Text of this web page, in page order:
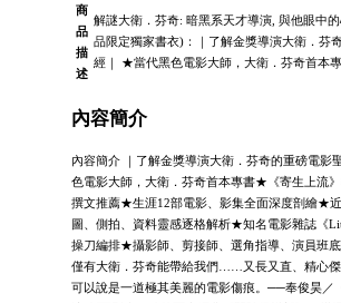
商
品
描
述
解謎大衛．芬奇: 暗黑系天才導演, 與他眼中
品限定獨家書衣)：｜了解金獎導演大衛．芬
經｜ ★當代黑色電影大師，大衛．芬奇首本
內容簡介
內容簡介 ｜了解金獎導演大衛．芬奇的重磅電影
色電影大師，大衛．芬奇首本專書★《寄生上流
撰文推薦★生涯12部電影、影集全面深度剖繪★
圖、側拍、資料靈感逐格解析★知名電影雜誌《
操刀編排★攝影師、剪接師、選角指導、演員班
僅有大衛．芬奇能帶給我們……又長又直、精心
可以說是一道極其美麗的電影傷痕。──奉俊昊／